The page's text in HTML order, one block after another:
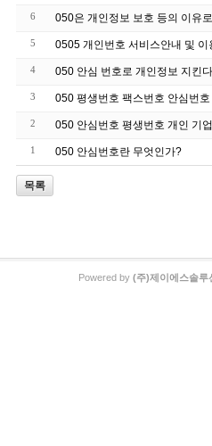
6 050은 개인정보 보호 등의 이유
5 0505 개인번호 서비스안내 및 이
4 050 안심 번호로 개인정보 지킨다
3 050 평생번호 팩스번호 안심번호
2 050 안심번호 평생번호 개인 기
1 050 안심번호란 무엇인가?
목록
Powered by (주)제이에스솔루